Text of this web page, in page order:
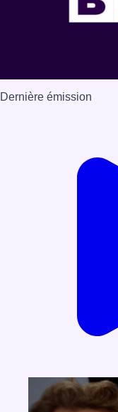
Dernière émission